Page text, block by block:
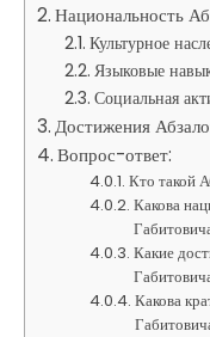
Национальность
Культурное
Языковые
Социальная
Достижения
Вопрос-ответ:
Кто такой
Какова
Какие
Какова